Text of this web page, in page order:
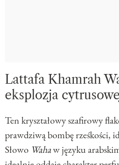
Lattafa Khamrah
eksplozja
Ten kryształowy szafirowy
prawdziwą bombę rześkości,
Słowo Wahaw języku